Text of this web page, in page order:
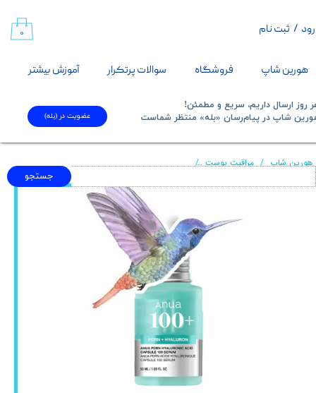
هورین شاپ فروشگاه سوالات پرتکرار آموزش بیشتر
/ ثبت نام
حساب کاربری من
تغییر گذر واژه
خروج از حساب کاربری
۰
جستجو
روز ارسال داریم، سریع و مطمئن!
شاپ در پیام‌رسان «بله» منتظر شماست​​​​​​​
عضویت در (بله)
هورین شاپ مراقبت پوست سرم آبرسان و ترمیم کننده PDRN و هیالورون آنوا